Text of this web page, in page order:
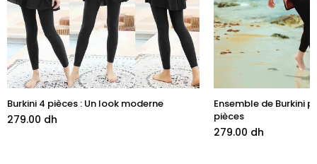
Burkini 4 pièces : Un look moderne
279.00 dh
Ensemble de Burkini
pièces
279.00 dh